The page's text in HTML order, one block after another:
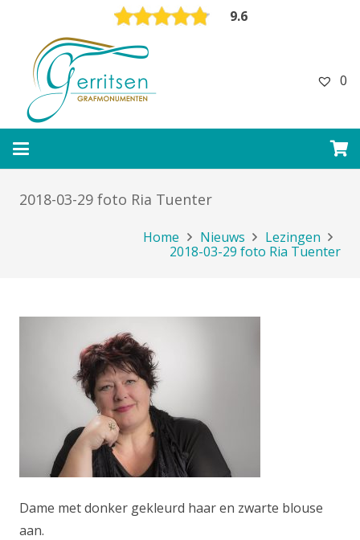
9.6
0
2018-03-29 foto Ria Tuenter
Home Nieuws
Lezingen
2018-03-29 foto Ria Tuenter
Dame met donker gekleurd haar en zwarte blouse
aan.